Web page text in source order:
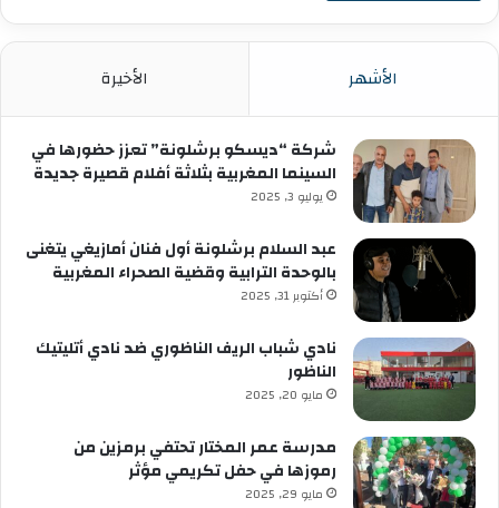
الأشهر الأخيرة
شركة “ديسكو برشلونة” تعزز حضورها في
السينما المغربية بثلاثة أفلام قصيرة جديدة
يوليو 3, 2025
عبد السلام برشلونة أول فنان أمازيغي يتغنى
بالوحدة الترابية وقضية الصحراء المغربية
أكتوبر 31, 2025
نادي شباب الريف الناظوري ضد نادي أتليتيك
الناظور
مايو 20, 2025
مدرسة عمر المختار تحتفي برمزين من
رموزها في حفل تكريمي مؤثر
مايو 29, 2025